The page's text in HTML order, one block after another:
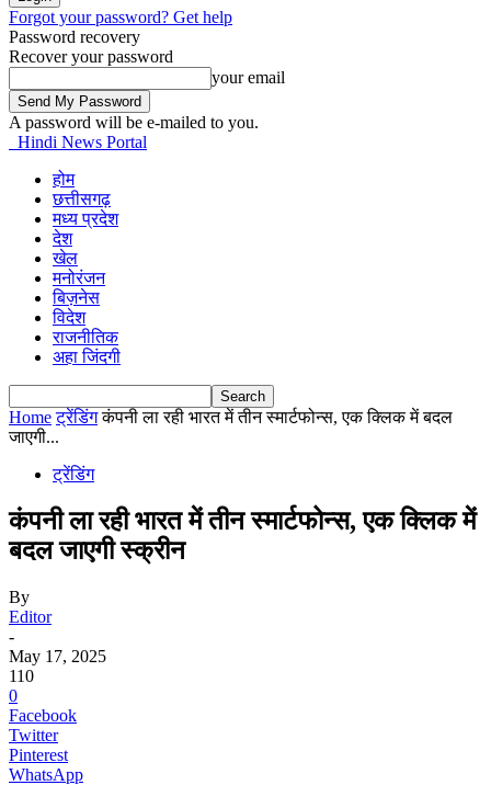
Forgot your password? Get help
Password recovery
Recover your password
your email
A password will be e-mailed to you.
Hindi News Portal
होम
छत्तीसगढ़
मध्य प्रदेश
देश
खेल
मनोरंजन
बिज़नेस
विदेश
राजनीतिक
अहा जिंदगी
Home ट्रेंडिंग कंपनी ला रही भारत में तीन स्मार्टफोन्स, एक क्लिक में बदल
जाएगी...
ट्रेंडिंग
कंपनी ला रही भारत में तीन स्मार्टफोन्स, एक क्लिक में
बदल जाएगी स्क्रीन
By
Editor
-
May 17, 2025
110
0
Facebook
Twitter
Pinterest
WhatsApp